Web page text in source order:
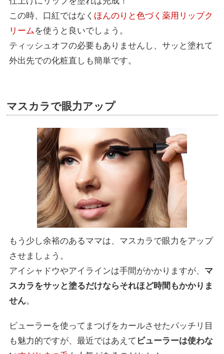
この時、口紅ではなく ほんのりと色づく薬用リップク
リーム を使うと良いでしょう。
ティッシュオフの必要もありませんし、サッと塗れて
外出先での化粧直しも簡単です。
マスカラで眼力アップ
もう少し余裕のあるママは、マスカラで眼力をアップ
させましょう。
アイシャドウやアイラインは手間がかかりますが、 マ
スカラをサッと塗るだけならそれほど時間もかかりま
せん。
ビューラーを使ってまつげをカールさせたパッチリ目
も魅力的ですが、最近ではあえて ビューラーは使わな